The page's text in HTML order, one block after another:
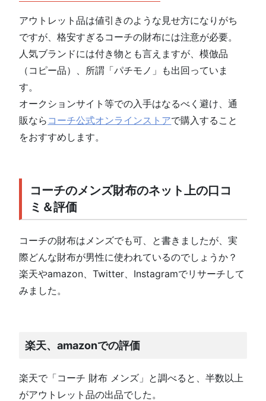
アウトレット品は値引きのような見せ方になりがち
ですが、格安すぎるコーチの財布には注意が必要。
人気ブランドには付き物とも言えますが、模倣品
（コピー品）、所謂「パチモノ」も出回っていま
す。
オークションサイト等での入手はなるべく避け、通
販なら コーチ公式オンラインストアで購入すること
をおすすめします。
コーチのメンズ財布のネット上の口コ
ミ＆評価
コーチの財布はメンズでも可、と書きましたが、実
際どんな財布が男性に使われているのでしょうか？
楽天やamazon、Twitter、Instagramでリサーチして
みました。
楽天、amazonでの評価
楽天で「コーチ 財布 メンズ」と調べると、半数以上
がアウトレット品の出品でした。